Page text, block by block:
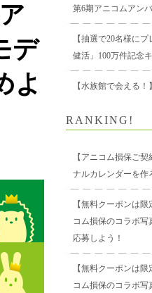
デ
よ
第6期アニコムアン
【抽選で20名様に
健活」100万件記念
【水族館で会える
RANKING!
【アニコム損保ご
ナルカレンダーを作
【無料クーポンは
コム損保のコラボ写
応募しよう！
【無料クーポンは
コム損保のコラボ写